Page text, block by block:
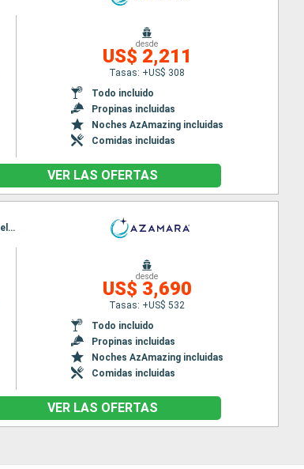
desde
US$ 2,211
Tasas: +US$ 308
Todo incluido
Propinas incluidas
Noches AzAmazing incluidas
Comidas incluidas
VER LAS OFERTAS
Itinerario : Lisboa, Portimao, Casablanca, Tánger, Cadiz, Sevilla, Gibraltar, Malaga, Cartagena, Valencia, Barcelona
desde
US$ 3,690
Tasas: +US$ 532
Todo incluido
Propinas incluidas
Noches AzAmazing incluidas
Comidas incluidas
VER LAS OFERTAS